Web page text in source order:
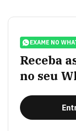
EXAME NO
Receba
no seu